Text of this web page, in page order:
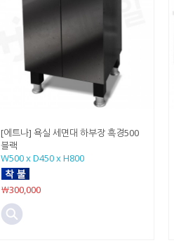
[에트나] 욕실 세면대 하부장 흑경500
블랙
W500 x D450 x H800
￦300,000